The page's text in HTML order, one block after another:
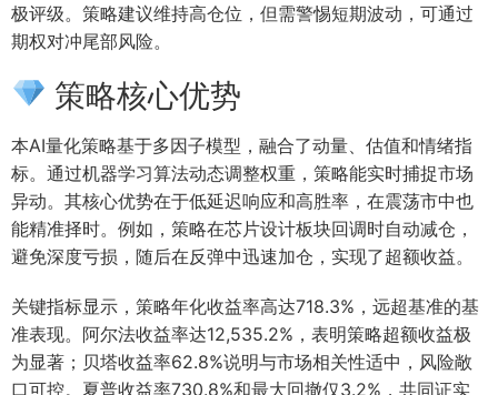
极评级。策略建议维持高仓位，但需警惕短期波动，可通过
期权对冲尾部风险。
策略核心优势
本AI量化策略基于多因子模型，融合了动量、估值和情绪指
标。通过机器学习算法动态调整权重，策略能实时捕捉市场
异动。其核心优势在于低延迟响应和高胜率，在震荡市中也
能精准择时。例如，策略在芯片设计板块回调时自动减仓，
避免深度亏损，随后在反弹中迅速加仓，实现了超额收益。
关键指标显示，策略年化收益率高达718.3%，远超基准的基
准表现。阿尔法收益率达12,535.2%，表明策略超额收益极
为显著；贝塔收益率62.8%说明与市场相关性适中，风险敞
口可控。夏普收益率730.8%和最大回撤仅3.2%，共同证实